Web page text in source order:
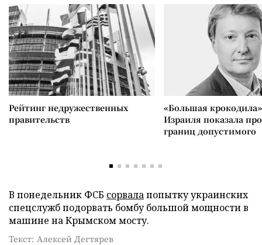
Рейтинг недружественных
правительств
«Большая
Израиля показала
границ допустимого
В понедельник ФСБ сорвалапопытку украинских
спецслужб подорвать бомбу большой мощности в
машине на Крымском мосту.
Текст: Алексей Дегтярев